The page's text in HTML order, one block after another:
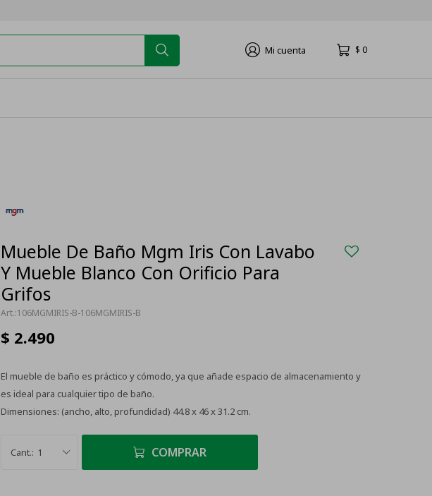
$ 0
Mueble De Baño Mgm Iris Con Lavabo
Y Mueble Blanco Con Orificio Para
Grifos
106MGMIRIS-B-106MGMIRIS-B
$ 2.490
El mueble de baño es práctico y cómodo, ya que añade espacio de almacenamiento y
es ideal para cualquier tipo de baño.
Dimensiones: (ancho, alto, profundidad) 44.8 x 46 x 31.2 cm.
1 COMPRAR